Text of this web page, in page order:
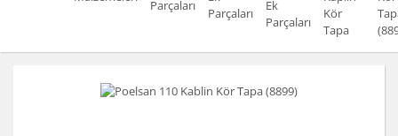
Parçaları
Parçaları
Ek
Parçaları
Kör
Tapa